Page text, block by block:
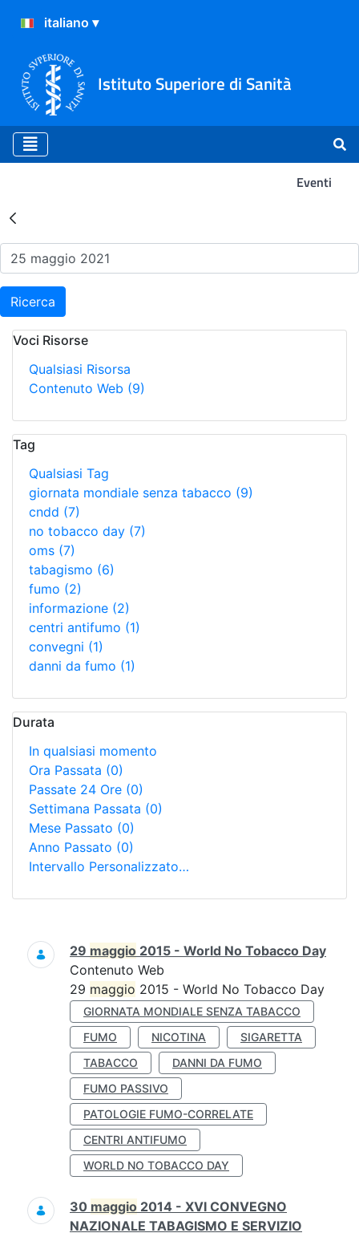
Istituto Superiore di Sanità
Eventi
Risultati della Ricerca -
Ricerca
Voci Risorse
Qualsiasi Risorsa
Contenuto Web (9)
Tag
Qualsiasi Tag
giornata mondiale senza tabacco (9)
cndd (7)
no tobacco day (7)
oms (7)
tabagismo (6)
fumo (2)
informazione (2)
centri antifumo (1)
convegni (1)
danni da fumo (1)
Durata
In qualsiasi momento
Ora Passata (0)
Passate 24 Ore (0)
Settimana Passata (0)
Mese Passato (0)
Anno Passato (0)
Intervallo Personalizzato…
Ricerca
29 maggio 2015 - World No Tobacco Day
Contenuto Web
29 maggio 2015 - World No Tobacco Day
GIORNATA MONDIALE SENZA TABACCO
FUMO
NICOTINA
SIGARETTA
TABACCO
DANNI DA FUMO
FUMO PASSIVO
PATOLOGIE FUMO-CORRELATE
CENTRI ANTIFUMO
WORLD NO TOBACCO DAY
30 maggio 2014 - XVI CONVEGNO
NAZIONALE TABAGISMO E SERVIZIO